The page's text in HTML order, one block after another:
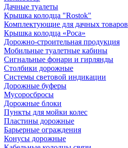
Дачные туалеты
Крышка колодца "Rostok"
Комплектующие для дачных товаров
Крышка колодца «Роса»
Дорожно-строительная продукция
Мобильные туалетные кабины
Сигнальные фонари и гирлянды
Столбики дорожные
Системы световой индикации
Дорожные буферы
Мусоросбросы
Дорожные блоки
Пункты для мойки колес
Пластины дорожные
Барьерные ограждения
Конусы дорожные